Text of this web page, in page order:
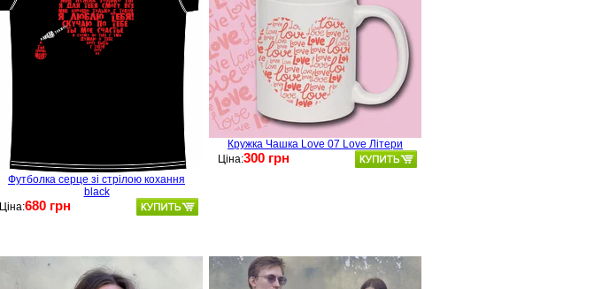
Футболка серце зі стрілою кохання
black
Ціна:680 грн
Кружка Чашка Love 07 Love Літери
Ціна:300 грн